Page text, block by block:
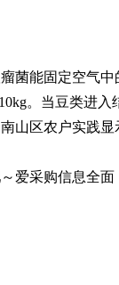
菌能固定空气中
。当豆类进
山区农户实践
爱采购信息全面